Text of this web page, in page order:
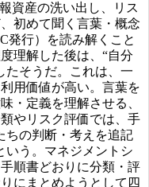
資産の洗い出し、リス
初めて聞く言葉・概念
発行）を読み解くこと
理解した後は、“自分
たそうだ。これは、一
用価値が高い。言葉を
・定義を理解させる、
やリスク評価では、手
ちの判断・考えを追記
いう。マネジメントシ
順書どおりに分類・評
にまとめようとして四